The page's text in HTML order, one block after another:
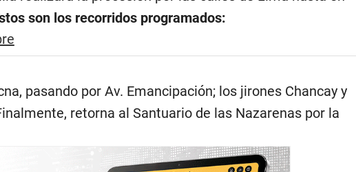
son los recorridos programados:
pasando por Av. Emancipación; los jirones Chancay y
retorna al Santuario de las Nazarenas por la